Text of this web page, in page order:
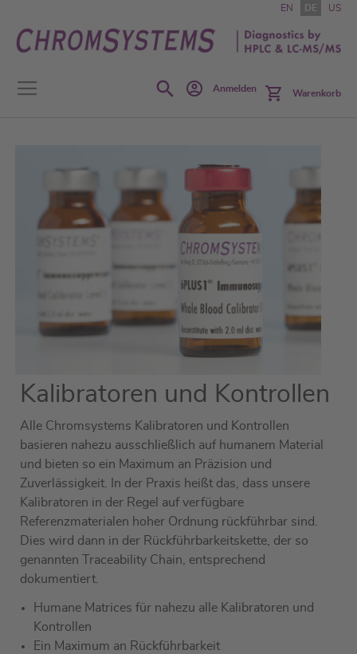
Inhalt
springen
EN DE US
SearchAnmelden Warenkorb
Kalibratoren und Kontrollen
Alle Chromsystems Kalibratoren und Kontrollen
basieren nahezu ausschließlich auf humanem Material
und bieten so ein Maximum an Präzision und
Zuverlässigkeit. In der Praxis heißt das, dass unsere
Kalibratoren in der Regel auf verfügbare
Referenzmaterialen hoher Ordnung rückführbar sind.
Dies wird dann in der Rückführbarkeitskette, der so
genannten Traceability Chain, entsprechend
dokumentiert.
Humane Matrices für nahezu alle Kalibratoren und
Kontrollen
Ein Maximum an Rückführbarkeit